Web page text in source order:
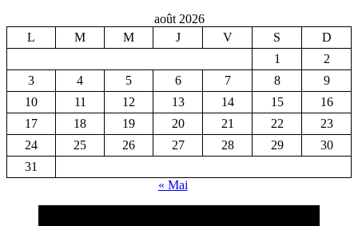
août 2026
L
M M J V S
D
1
2
3
4 5 6 7 8
9
10
11 12 13 14 15
16
17
18 19 20 21 22
23
24
25 26 27 28 29
30
31
« Mai